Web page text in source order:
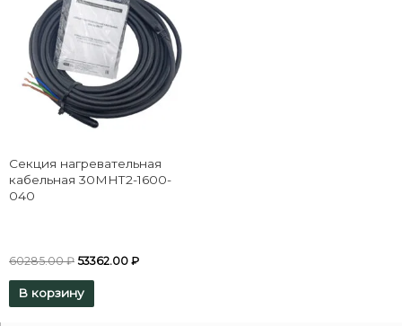
Секция нагревательная
кабельная 30МНТ2-1600-
040
60285.00₽ 53362.00 ₽
В корзину